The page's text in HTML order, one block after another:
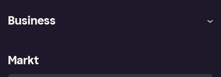
Klarna App
Shops entdecken
Dein Widerrufsrecht
Business
Händlerportal
Markt